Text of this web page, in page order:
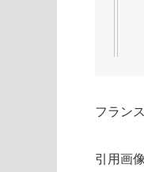
フラン
引用画像